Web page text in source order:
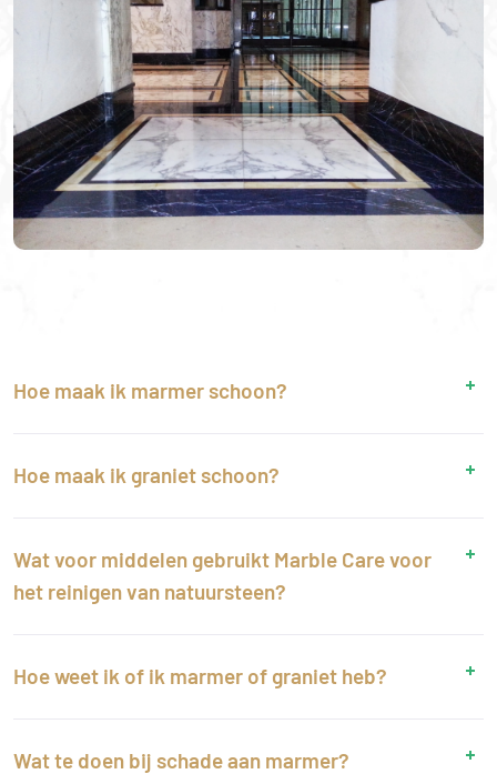
Hoe maak ik marmer schoon?
Hoe maak ik graniet schoon?
Wat voor middelen gebruikt Marble Care voor
het reinigen van natuursteen?
Hoe weet ik of ik marmer of graniet heb?
Wat te doen bij schade aan marmer?